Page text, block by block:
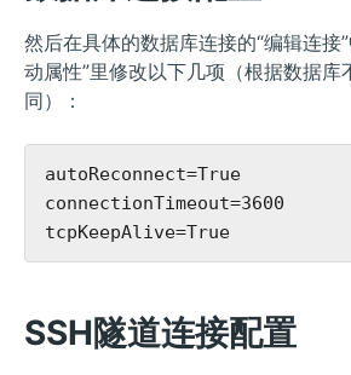
然后在具体的数据库连接的“编辑连接
动属性”里修改以下几项（根据数据库
同）：
autoReconnect=True
connectionTimeout=3600
SSH隧道连接配置